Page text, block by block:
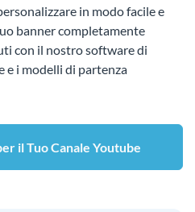
in modo facile e
banner completamente
con il nostro software di
e i modelli di partenza
il Tuo Canale Youtube